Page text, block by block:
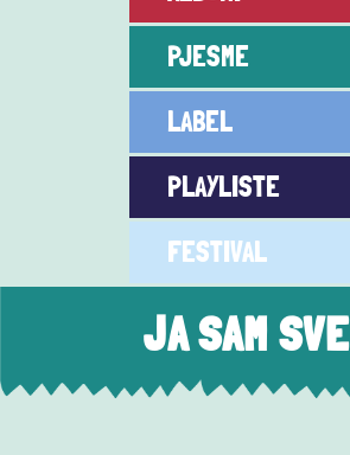
PJESME
LABEL
PLAYLISTE
FESTIVAL
JA SAM SVE